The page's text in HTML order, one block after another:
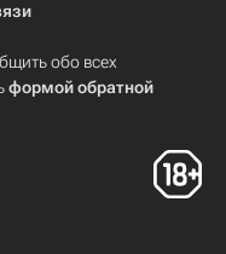
обо всех
формой обратной